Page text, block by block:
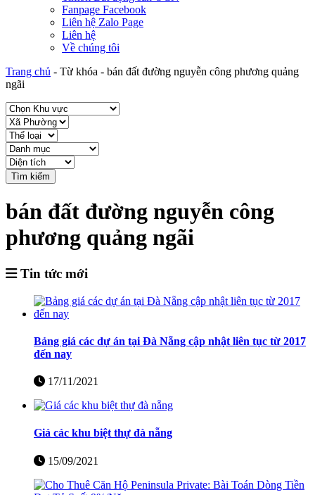
Fanpage Facebook
Liên hệ Zalo Page
Liên hệ
Về chúng tôi
Trang chủ - Từ khóa - bán đất đường nguyễn công phương quảng
ngãi
Tìm kiếm
bán đất đường nguyễn công
phương quảng ngãi
Tin tức mới
Bảng giá các dự án tại Đà Nẵng cập nhật liên tục từ 2017
đến nay
17/11/2021
Giá các khu biệt thự đà nẵng
15/09/2021